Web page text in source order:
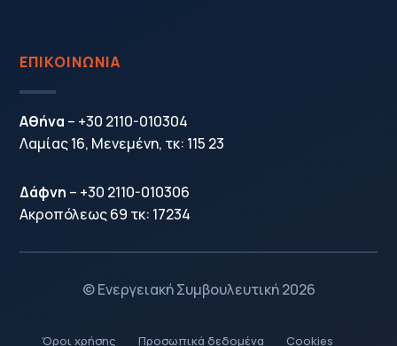
ΕΠΙΚΟΙΝΩΝΙΑ
Αθήνα – +30 2110-010304
Λαμίας 16, Μενεμένη, τκ: 115 23
Δάφνη – +30 2110-010306
Ακροπόλεως 69 τκ: 17234
© Ενεργειακή Συμβουλευτική 2026
Όροι χρήσης Προσωπικά δεδομένα Cookies